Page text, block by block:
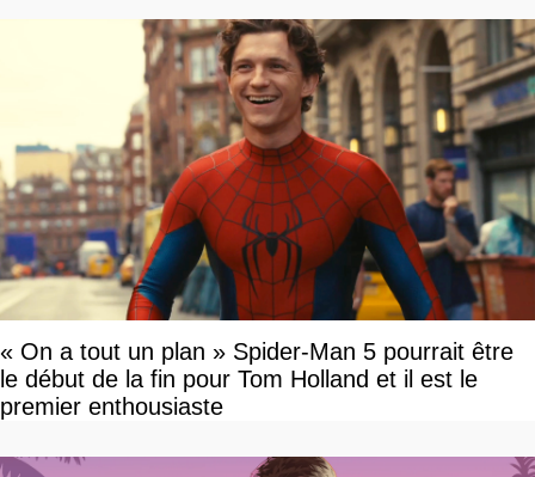
« On a tout un plan » Spider-Man 5 pourrait être
le début de la fin pour Tom Holland et il est le
premier enthousiaste